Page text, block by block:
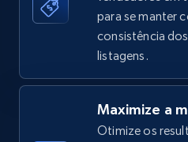
TikTok Shop - category
URL, Title, Available,
price, Final price, Discount
para se manter
consistência
listagens.
Maximize a
Otimize os